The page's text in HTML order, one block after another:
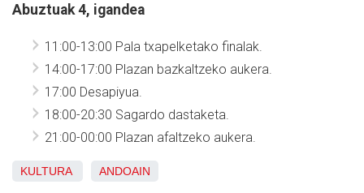
Abuztuak 4, igandea
11:00-13:00 Pala txapelketako finalak.
14:00-17:00 Plazan bazkaltzeko aukera.
17:00 Desapiyua.
18:00-20:30 Sagardo dastaketa.
21:00-00:00 Plazan afaltzeko aukera.
KULTURA ANDOAIN